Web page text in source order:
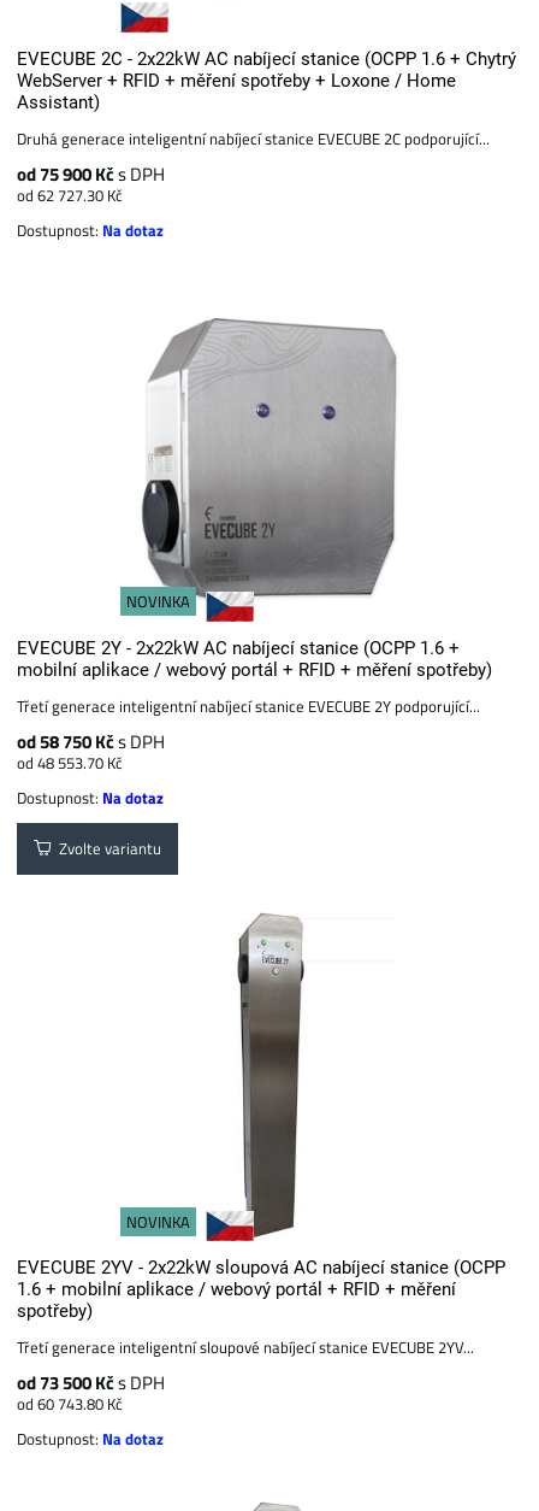
EVECUBE 2C - 2x22kW AC nabíjecí stanice (OCPP 1.6 + Chytrý
WebServer + RFID + měření spotřeby + Loxone / Home
Assistant)
Druhá generace inteligentní nabíjecí stanice EVECUBE 2C podporující...
od 75 900 Kčs DPH
od 62 727.30 Kč
Dostupnost: Na dotaz
NOVINKA
EVECUBE 2Y - 2x22kW AC nabíjecí stanice (OCPP 1.6 +
mobilní aplikace / webový portál + RFID + měření spotřeby)
Třetí generace inteligentní nabíjecí stanice EVECUBE 2Y podporující...
od 58 750 Kčs DPH
od 48 553.70 Kč
Dostupnost: Na dotaz
Zvolte variantu
NOVINKA
EVECUBE 2YV - 2x22kW sloupová AC nabíjecí stanice (OCPP
1.6 + mobilní aplikace / webový portál + RFID + měření
spotřeby)
Třetí generace inteligentní sloupové nabíjecí stanice EVECUBE 2YV...
od 73 500 Kčs DPH
od 60 743.80 Kč
Dostupnost: Na dotaz